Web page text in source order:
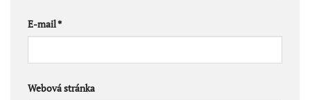
E-mail*
Webová stránka